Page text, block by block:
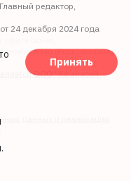
редактор,
24 декабря 2024 года
связи,
(Роскомнадзор).
ООО "Афанасий-
данных и реализации
Принять